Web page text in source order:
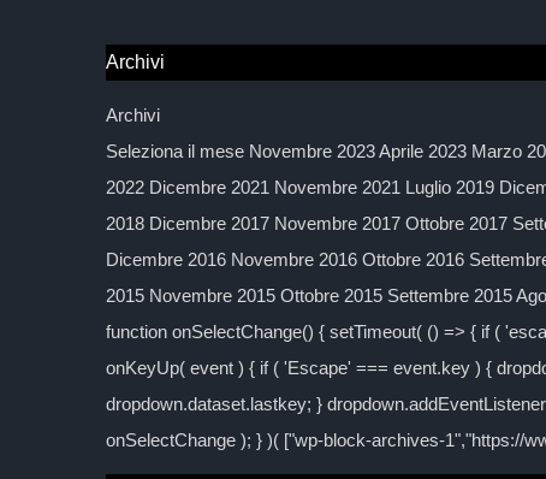
Archivi
Archivi
Seleziona il mese Novembre 2023 Aprile 2023 Marzo
2022 Dicembre 2021 Novembre 2021 Luglio 2019
2018 Dicembre 2017 Novembre 2017 Ottobre 2017
Dicembre 2016 Novembre 2016 Ottobre 2016
2015 Novembre 2015 Ottobre 2015 Settembre 2015
function onSelectChange() { setTimeout( () => { if (
onKeyUp( event ) { if ( 'Escape' === event.key ) {
dropdown.dataset.lastkey; }
onSelectChange ); } )( ["wp-block-archives-1","https://